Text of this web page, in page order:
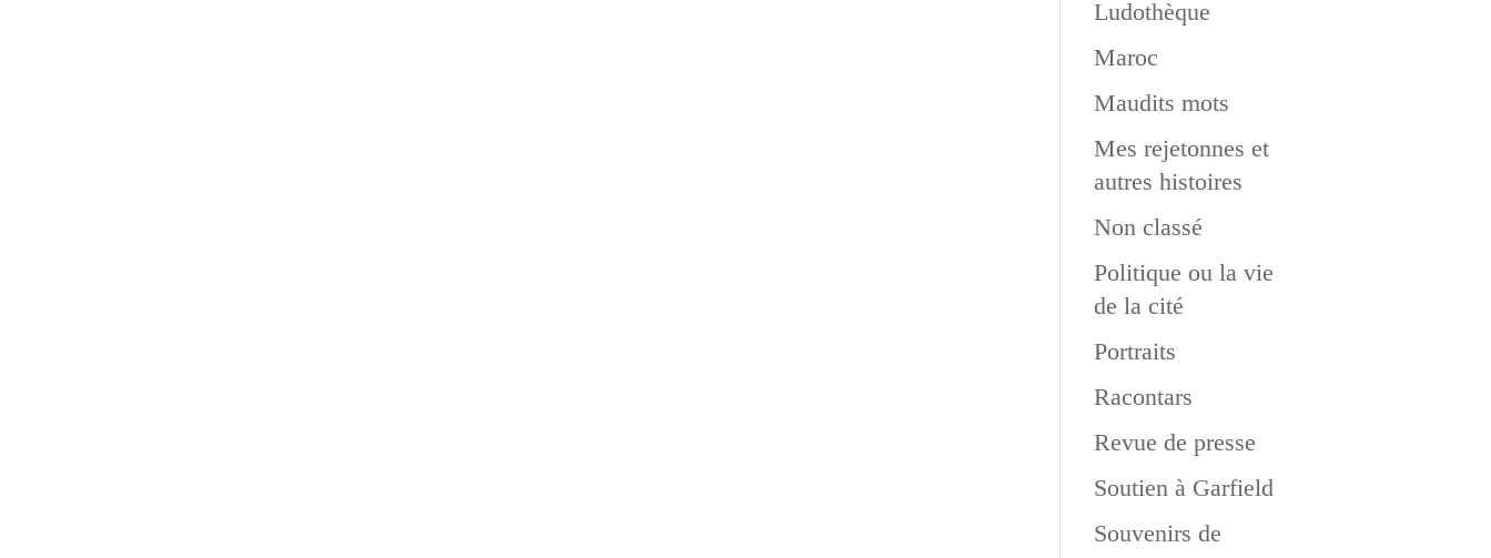
Ludothèque
Maroc
Maudits mots
Mes rejetonnes et
autres histoires
Non classé
Politique ou la vie
de la cité
Portraits
Racontars
Revue de presse
Soutien à Garfield
Souvenirs de